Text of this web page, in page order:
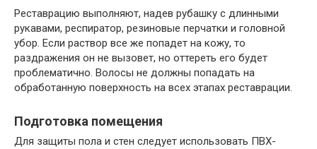
Реставрацию выполняют, надев рубашку с длинными
рукавами, респиратор, резиновые перчатки и головной
убор. Если раствор все же попадет на кожу, то
раздражения он не вызовет, но оттереть его будет
проблематично. Волосы не должны попадать на
обработанную поверхность на всех этапах реставрации.
Подготовка помещения
Для защиты пола и стен следует использовать ПВХ-